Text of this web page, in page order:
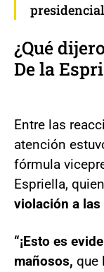
¿Qué
De la
Entre las
atención
fórmula
Espriella,
violación a
“¡Esto es
mañosos, que